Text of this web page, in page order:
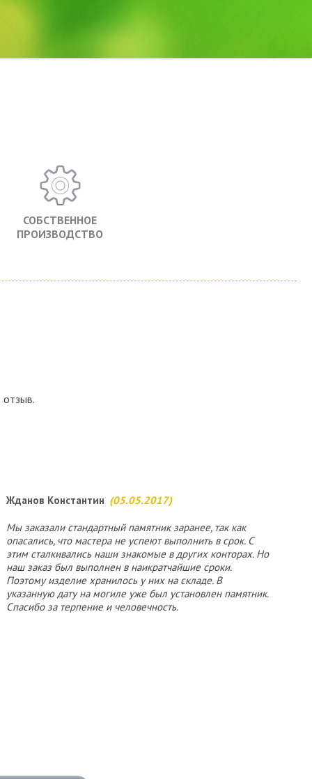
СОБСТВЕННОЕ
ПРОИЗВОДСТВО
отзыв.
Жданов Константин (05.05.2017)
Мы заказали стандартный памятник заранее, так как
опасались, что мастера не успеют выполнить в срок. С
этим сталкивались наши знакомые в других конторах. Но
наш заказ был выполнен в наикратчайшие сроки.
Поэтому изделие хранилось у них на складе. В
указанную дату на могиле уже был установлен памятник.
Спасибо за терпение и человечность.